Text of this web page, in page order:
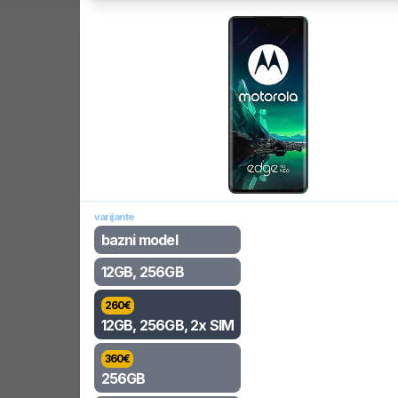
varijante
bazni model
12GB, 256GB
260€
12GB, 256GB, 2x SIM
360€
256GB